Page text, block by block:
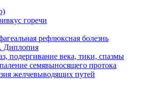
горечи
рефлюксная болезнь
Диплопия
подергивание века, тики, спазмы
семявыносящего протока
желчевыводящих путей